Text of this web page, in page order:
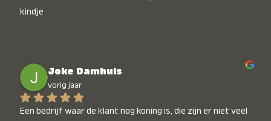
kindje
Joke Damhuis
vorig jaar
Een bedrijf waar de klant nog koning is, die zijn er niet veel